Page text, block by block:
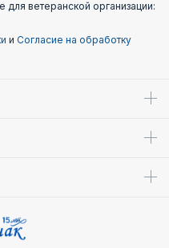
ветеранской организации:
и Согласие на обработку